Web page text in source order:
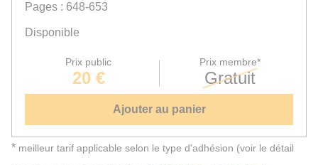
Pages : 648-653
Disponible
Prix public
20 €
Prix membre*
Gratuit
Ajouter au panier
* meilleur tarif applicable selon le type d'adhésion (voir le détail